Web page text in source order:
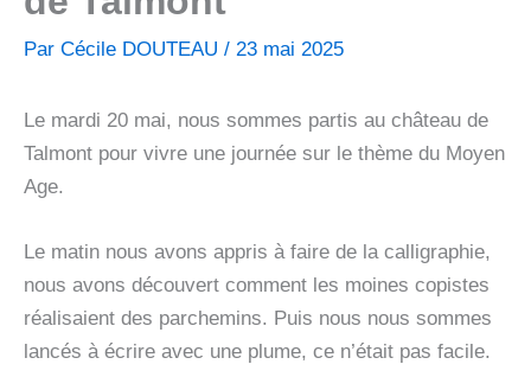
Par Cécile DOUTEAU / 23 mai 2025
Le mardi 20 mai, nous sommes partis au château de
Talmont pour vivre une journée sur le thème du Moyen
Age.
Le matin nous avons appris à faire de la calligraphie,
nous avons découvert comment les moines copistes
réalisaient des parchemins. Puis nous nous sommes
lancés à écrire avec une plume, ce n’était pas facile.